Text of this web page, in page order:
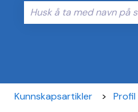
Kunnskapsartikler Profil